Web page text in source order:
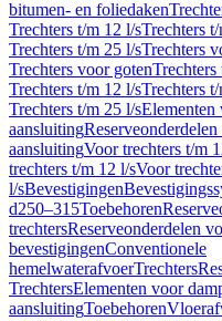
bitumen- en foliedaken
Trechters t/m 12 l/sTrechters
Trechters t/m 25 l/sTrechters
Trechters voor goten
Trechters t/m 12 l/sTrechters
Trechters t/m 25 l/sElementen
aansluiting
aansluitingVoor trechters t/m
trechters t/m 12 l/sVoor
l/sBevestigingen
d250–315Toebehoren
trechtersReserveonderdelen
bevestigingenConventionele
hemelwaterafvoerTrechters
TrechtersElementen voor
aansluitingToebehoren